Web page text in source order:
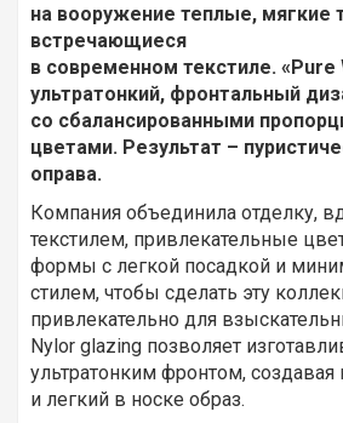
на вооружение теплые, мягкие
встречающиеся
в современном текстиле. «Pure
ультратонкий, фронтальный
со сбалансированными
цветами. Результат –
оправа.
Компания объединила отделку,
текстилем, привлекательные
формы с легкой посадкой и
стилем, чтобы сделать эту
привлекательно для
Nylor glazing позволяет
ультратонким фронтом,
и легкий в носке образ.